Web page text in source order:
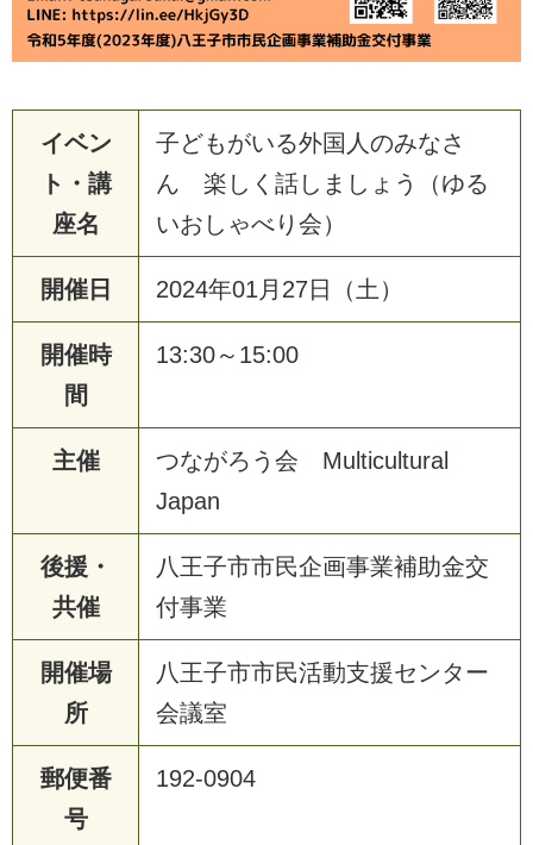
イベン
ト・講
座名
子どもがいる外国人のみなさ
ん 楽しく話しましょう（ゆる
いおしゃべり会）
開催日 2024年01月27日（土）
開催時
間
13:30～15:00
主催
つながろう会 Multicultural
Japan
後援・
共催
八王子市市民企画事業補助金交
付事業
開催場
所
八王子市市民活動支援センター
会議室
郵便番
号
192-0904